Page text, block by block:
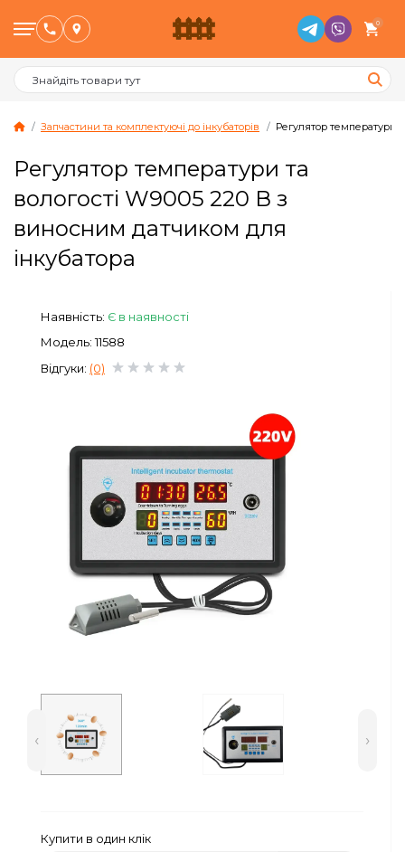
0
Птахівництво
Тваринництво
Сад и Город
Опалювальне обладнання
Енергоживлення
Запчастини та комплектуючі до інкубаторів Регулятор температури
Регулятор температури та
вологості W9005 220 В з
виносним датчиком для
інкубатора
Наявність: Є в наявності
Модель: 11588
Відгуки: (0)
‹ ›
Купити в один клік